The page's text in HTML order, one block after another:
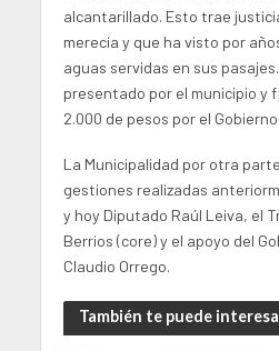
alcantarillado. Esto trae
merecía y que ha visto por
aguas servidas en sus
presentado por el municipio y
2.000 de pesos por el Gobierno
La Municipalidad por otra
gestiones realizadas
y hoy Diputado Raúl Leiva, el
Berrios (core) y el apoyo del
Claudio Orrego.
También te puede